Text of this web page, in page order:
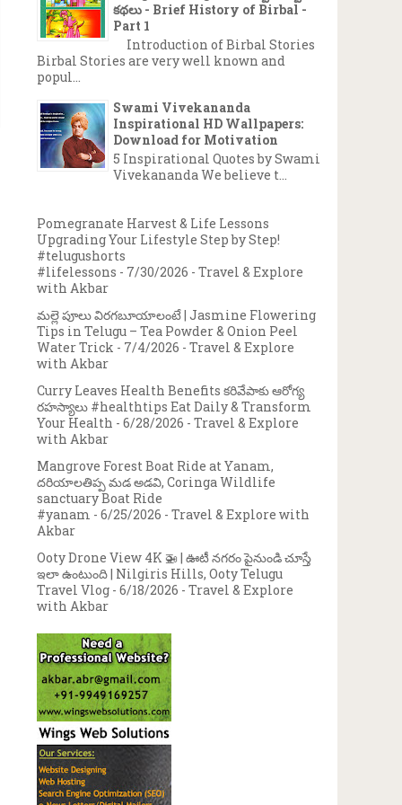
కథలు - Brief History of Birbal -
Part 1
Introduction of Birbal Stories
Birbal Stories are very well known and
popul...
Swami Vivekananda
Inspirational HD Wallpapers:
Download for Motivation
5 Inspirational Quotes by Swami
Vivekananda We believe t...
Pomegranate Harvest & Life Lessons
Upgrading Your Lifestyle Step by Step!
#telugushorts
#lifelessons - 7/30/2026 - Travel & Explore
with Akbar
మల్లె పూలు విరగబూయాలంటే | Jasmine Flowering
Tips in Telugu – Tea Powder & Onion Peel
Water Trick - 7/4/2026 - Travel & Explore
with Akbar
Curry Leaves Health Benefits కరివేపాకు ఆరోగ్య
రహస్యాలు #healthtips Eat Daily & Transform
Your Health - 6/28/2026 - Travel & Explore
with Akbar
Mangrove Forest Boat Ride at Yanam,
దరియాలతిప్ప మడ అడవి, Coringa Wildlife
sanctuary Boat Ride
#yanam - 6/25/2026 - Travel & Explore with
Akbar
Ooty Drone View 4K 🚁 | ఊటీ నగరం పైనుండి చూస్తే
ఇలా ఉంటుంది | Nilgiris Hills, Ooty Telugu
Travel Vlog - 6/18/2026 - Travel & Explore
with Akbar